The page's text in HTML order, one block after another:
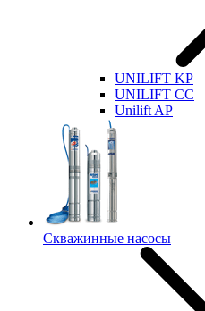
UNILIFT KP
UNILIFT CC
Unilift AP
Скважинные насосы